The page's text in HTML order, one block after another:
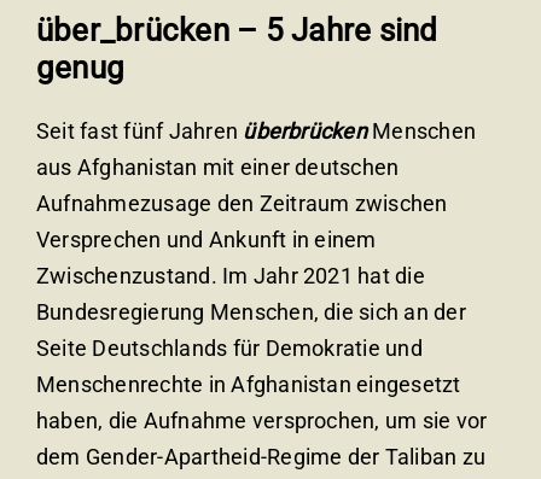
Spenden
Deutsch
über_brücken – 5 Jahre sind
genug
Seit fast fünf Jahren überbrückenMenschen
aus Afghanistan mit einer deutschen
Aufnahmezusage den Zeitraum zwischen
Versprechen und Ankunft in einem
Zwischenzustand. Im Jahr 2021 hat die
Bundesregierung Menschen, die sich an der
Seite Deutschlands für Demokratie und
Menschenrechte in Afghanistan eingesetzt
haben, die Aufnahme versprochen, um sie vor
dem Gender-Apartheid-Regime der Taliban zu